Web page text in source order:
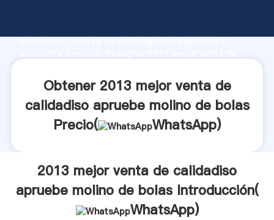
producción, fuerza de investigación avanzada y
valor y aporta valores a todos los clientes.
Obtener 2013 mejor venta de
calidadiso apruebe molino de bolas
Precio(
WhatsApp)
2013 mejor venta de calidadiso
apruebe molino de bolas Introducción(
WhatsApp)